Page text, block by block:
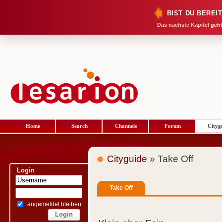
BIST DU
Das nächste Kapitel
Home Search Channels Forum
Login
angemeldet bleiben
Cityguide » Take Off
Take Off